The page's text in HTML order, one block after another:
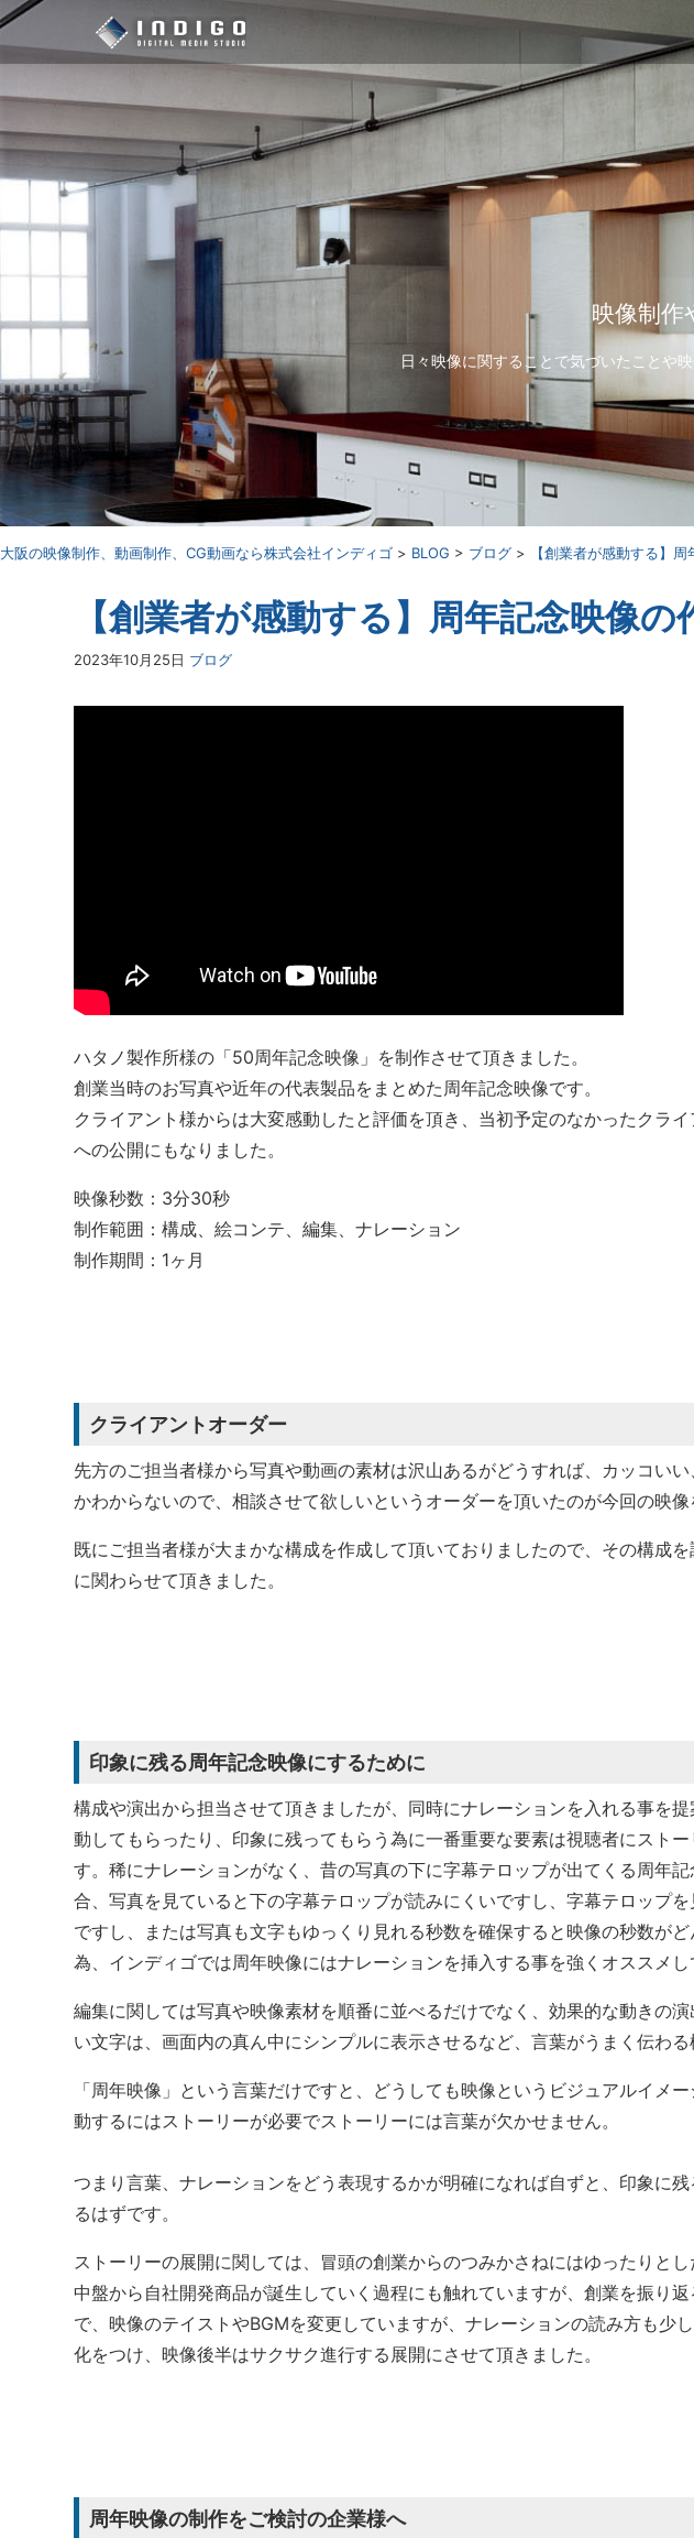
映像制作
日々映像に関することで気づいたことや
⼤阪の映像制作、動画制作、CG動画なら株式会社インディゴ > BLOG > ブログ > 【創業者が感動する】
【創業者が感動する】周年記念映像の
2023年10月25日 ブログ
ハタノ製作所様の「50周年記念映像」を制作させて頂きました。
創業当時のお写真や近年の代表製品をまとめた周年記念映像です。
クライアント様からは大変感動したと評価を頂き、当初予定のなかったクラ
への公開にもなりました。
映像秒数：3分30秒
制作範囲：構成、絵コンテ、編集、ナレーション
制作期間：1ヶ月
クライアントオーダー
先方のご担当者様から写真や動画の素材は沢山あるがどうすれば、カッコい
かわからないので、相談させて欲しいというオーダーを頂いたのが今回の映像
既にご担当者様が大まかな構成を作成して頂いておりましたので、その構成
に関わらせて頂きました。
印象に残る周年記念映像にするために
構成や演出から担当させて頂きましたが、同時にナレーションを入れる事を
動してもらったり、印象に残ってもらう為に一番重要な要素は視聴者にスト
す。稀にナレーションがなく、昔の写真の下に字幕テロップが出てくる周年
合、写真を見ていると下の字幕テロップが読みにくいですし、字幕テロップ
ですし、または写真も文字もゆっくり見れる秒数を確保すると映像の秒数が
為、インディゴでは周年映像にはナレーションを挿入する事を強くオススメし
編集に関しては写真や映像素材を順番に並べるだけでなく、効果的な動きの
い文字は、画面内の真ん中にシンプルに表示させるなど、言葉がうまく伝わる
「周年映像」という言葉だけですと、どうしても映像というビジュアルイメ
動するにはストーリーが必要でストーリーには言葉が欠かせません。
つまり言葉、ナレーションをどう表現するかが明確になれば自ずと、印象に
るはずです。
ストーリーの展開に関しては、冒頭の創業からのつみかさねにはゆったりとし
中盤から自社開発商品が誕生していく過程にも触れていますが、創業を振り
で、映像のテイストやBGMを変更していますが、ナレーションの読み方も少
化をつけ、映像後半はサクサク進行する展開にさせて頂きました。
周年映像の制作をご検討の企業様へ